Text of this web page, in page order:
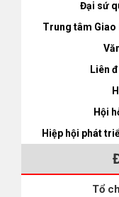
Đại sứ
Trung tâm Giao
Liên
Hội
Hiệp hội phát
Tổ